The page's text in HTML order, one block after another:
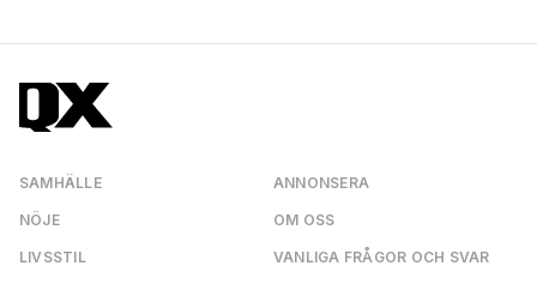
SAMHÄLLE
NÖJE
LIVSSTIL
ANNONSERA
OM OSS
VANLIGA FRÅGOR OCH SVAR